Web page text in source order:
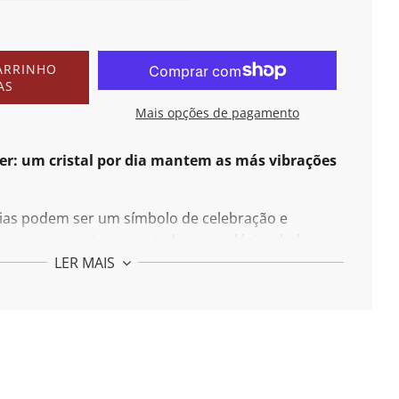
Mais opções de pagamento
um cristal por dia mantem as más vibrações
podem ser um símbolo de celebração e
os cristais com toda a sua glória e beleza.
LER MAIS